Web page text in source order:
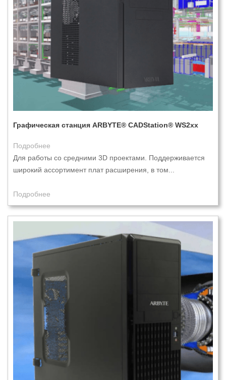
Графическая станция ARBYTE® CADStation® WS2xx
Подробнее
Для работы со средними 3D проектами. Поддерживается
широкий ассортимент плат расширения, в том...
Подробнее